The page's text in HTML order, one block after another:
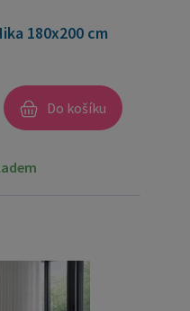
180x200 cm
Do košíku